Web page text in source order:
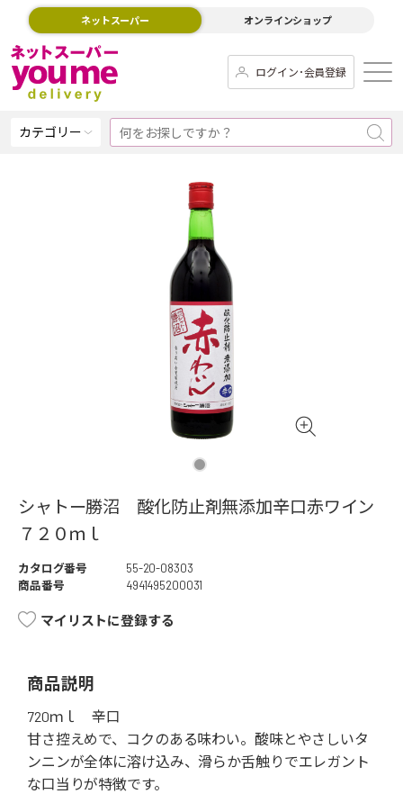
ネットスーパー オンラインショップ
ログイン･会員登録
カテゴリー
シャトー勝沼 酸化防止剤無添加辛口赤ワイン
７２０ｍｌ
カタログ番号
55-20-08303
商品番号
4941495200031
マイリストに登録する
商品説明
720ｍｌ 辛口
甘さ控えめで、コクのある味わい。酸味とやさしいタ
ンニンが全体に溶け込み、滑らか舌触りでエレガント
な口当りが特徴です。